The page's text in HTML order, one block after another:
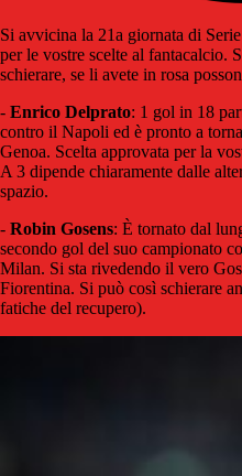
Si avvicina la 21a giornata di
per le vostre scelte al fantacalcio.
schierare, se li avete in rosa
- Enrico Delprato: 1 gol in 18
contro il Napoli ed è pronto a
Genoa. Scelta approvata per la
A 3 dipende chiaramente dalle
spazio.
- Robin Gosens: È tornato dal
secondo gol del suo campionato
Milan. Si sta rivedendo il vero
Fiorentina. Si può così schierare
fatiche del recupero).